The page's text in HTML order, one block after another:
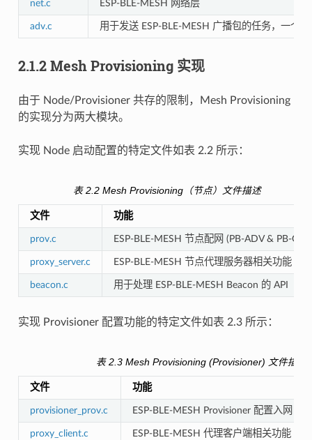
net.c ESP-BLE-MESH 网络层
adv.c 用于发送 ESP-BLE-MESH 广播包的任务，一个
2.1.2 Mesh Provisioning 实现
由于 Node/Provisioner 共存的限制，Mesh Provisioning
的实现分为两大模块。
实现 Node 启动配置的特定文件如表 2.2 所示：
表 2.2 Mesh Provisioning（节点）文件描述
文件 功能
prov.c ESP-BLE-MESH 节点配网 (PB-ADV & PB-
proxy_server.c ESP-BLE-MESH 节点代理服务器相关功能
beacon.c 用于处理 ESP-BLE-MESH Beacon 的 API
实现 Provisioner 配置功能的特定文件如表 2.3 所示：
表 2.3 Mesh Provisioning (Provisioner) 文件描述
文件 功能
provisioner_prov.c ESP-BLE-MESH Provisioner 配置入网
proxy_client.c ESP-BLE-MESH 代理客户端相关功能